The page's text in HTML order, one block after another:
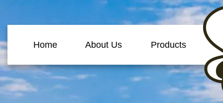
Home About Us Products